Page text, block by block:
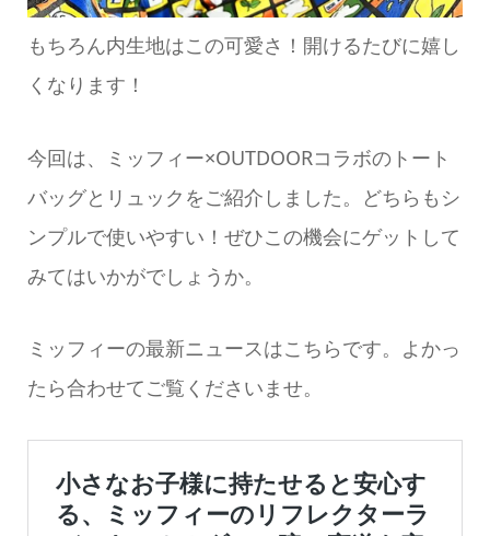
もちろん内生地はこの可愛さ！開けるたびに嬉し
くなります！
今回は、ミッフィー×OUTDOORコラボのトート
バッグとリュックをご紹介しました。どちらもシ
ンプルで使いやすい！ぜひこの機会にゲットして
みてはいかがでしょうか。
ミッフィーの最新ニュースはこちらです。よかっ
たら合わせてご覧くださいませ。